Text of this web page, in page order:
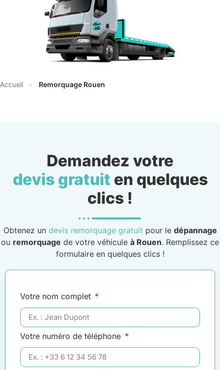
Accueil » Remorquage Rouen
Demandez votre
devis gratuit en quelques
clics !
Obtenez un devis remorquage gratuit pour le dépannage
ou remorquage de votre véhicule à Rouen. Remplissez ce
formulaire en quelques clics !
Votre nom complet
Votre numéro de téléphone